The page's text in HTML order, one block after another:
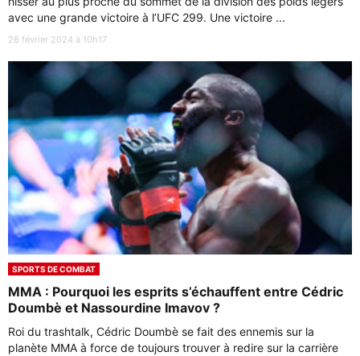
avec une grande victoire à l’UFC 299. Une victoire ...
28 février 2024 à 10h17
SPORTS DE COMBAT
MMA : Pourquoi les esprits s’échauffent entre Cédric
Doumbè et Nassourdine Imavov ?
Roi du trashtalk, Cédric Doumbè se fait des ennemis sur la
planète MMA à force de toujours trouver à redire sur la carrière